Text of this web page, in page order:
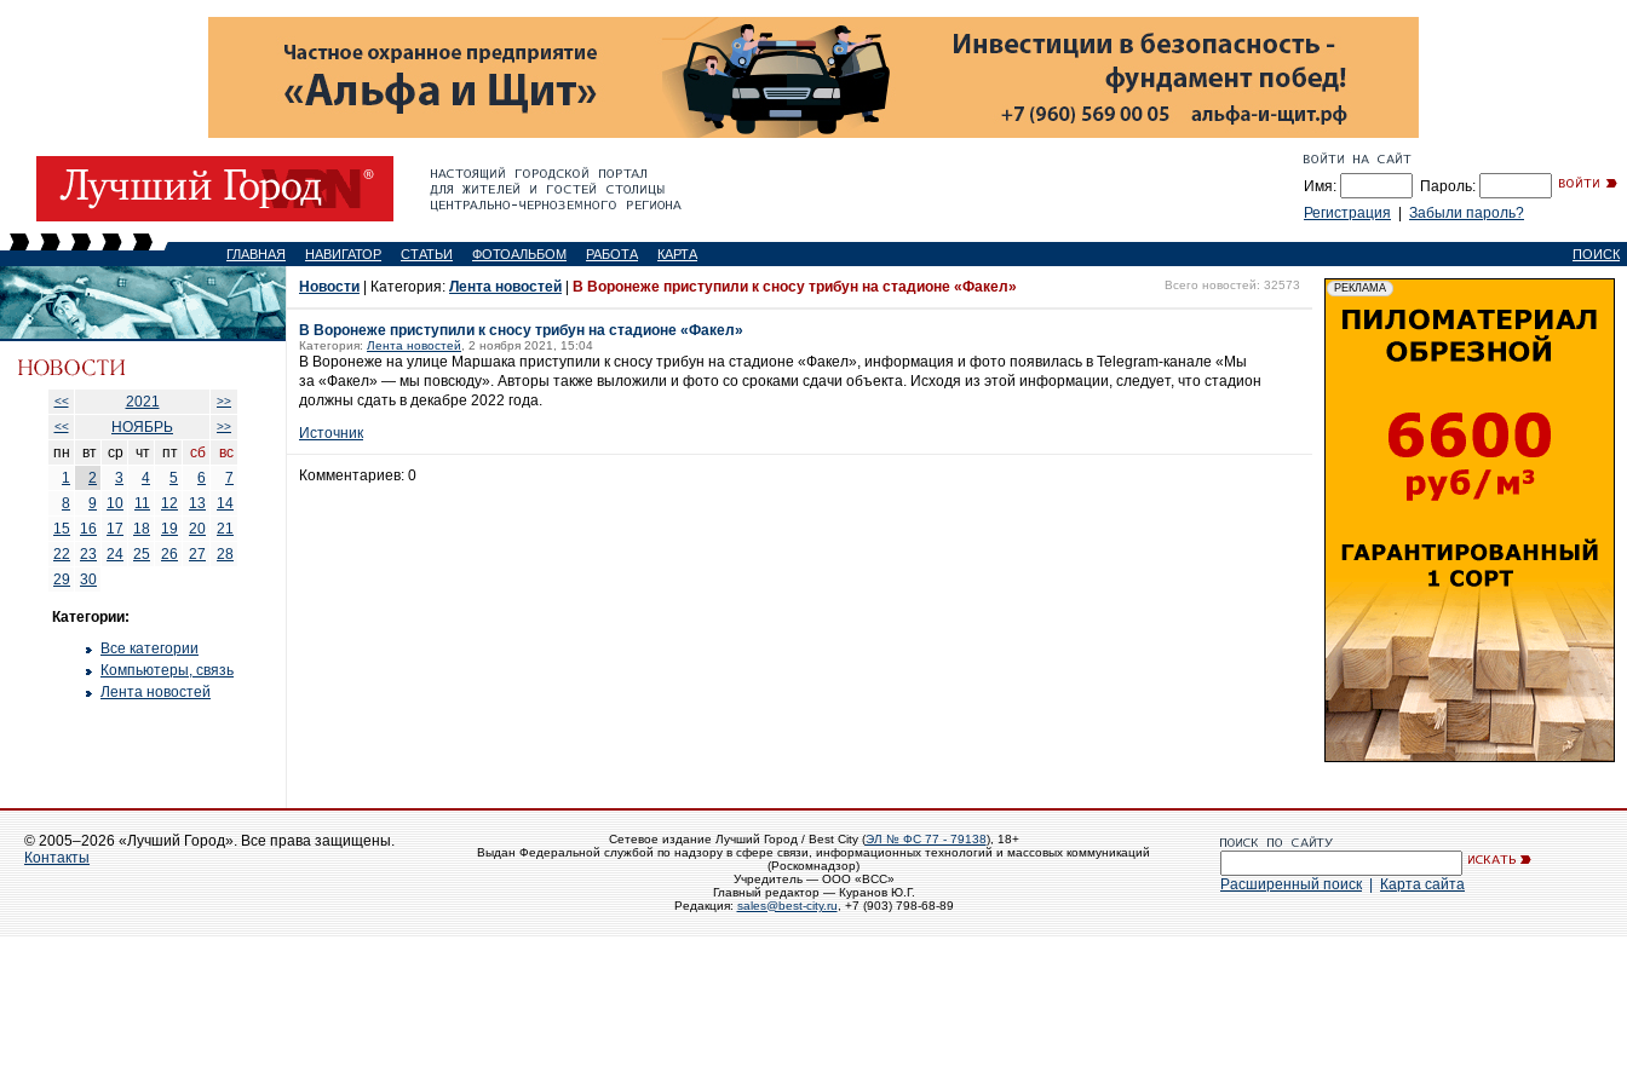
Имя:
Пароль:
Регистрация
Забыли пароль?
ГЛАВНАЯ НАВИГАТОР СТАТЬИ ФОТОАЛЬБОМ РАБОТА КАРТА ПОИСК
<< 2021
>>
<<
НОЯБРЬ >>
пн вт ср чт пт сб
вс
1
2 3 4 5 6
7
8
9 10 11 12 13
14
15
16 17 18 19 20
21
22
23 24 25 26 27
28
29 30
Категории:
Все категории
Компьютеры, связь
Лента новостей
Новости | Категория: Лента новостей В Воронеже приступили к сносу трибун на стадионе «Факел» Всего новостей: 32573
В Воронеже приступили к сносу трибун на стадионе «Факел»
Категория: Лента новостей , 2 ноября 2021, 15:04
В Воронеже на улице Маршака приступили к сносу трибун на стадионе «Факел», информация и фото появилась в Telegram-канале «Мы
за «Факел» — мы повсюду». Авторы также выложили и фото со сроками сдачи объекта. Исходя из этой информации, следует, что стадион
должны сдать в декабре 2022 года.
Источник
Комментариев: 0
© 2005–2026 «Лучший Город». Все права защищены.
Контакты
Сетевое издание Лучший Город / Best City (ЭЛ № ФС 77 - 79138), 18+
Выдан Федеральной службой по надзору в сфере связи, информационных технологий и массовых коммуникаций
(Роскомнадзор)
Учредитель — ООО «ВСС»
Главный редактор — Куранов Ю.Г.
Редакция: sales@best-city.ru , +7 (903) 798-68-89
Расширенный поиск Карта сайта